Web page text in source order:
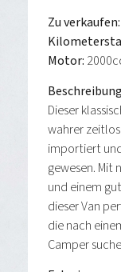
Zu verkaufen:
Motor:
Dieser
wahrer
importiert
gewesen. Mit
und einem
dieser Van
die nach
Camper